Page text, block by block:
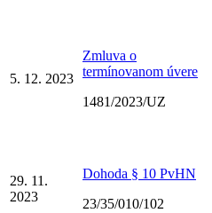
5. 12. 2023
Zmluva o
termínovanom úvere
1481/2023/UZ
29. 11.
2023
Dohoda § 10 PvHN
23/35/010/102